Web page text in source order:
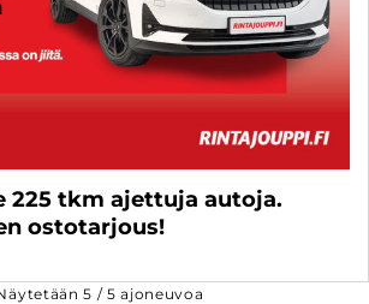
225 tkm ajettuja autoja.
ostotarjous!
5 /5 ajoneuvoa